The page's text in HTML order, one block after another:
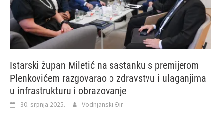
Istarski župan Miletić na sastanku s premijerom
Plenkovićem razgovarao o zdravstvu i ulaganjima
u infrastrukturu i obrazovanje
30. srpnja 2025. Vodnjanski Đir